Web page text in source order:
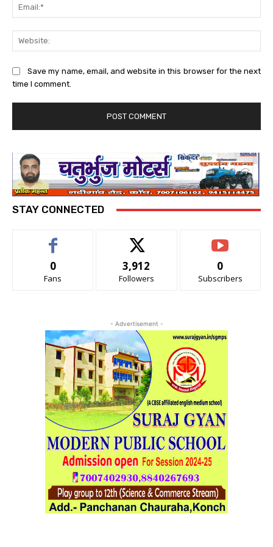
Save my name, email, and website in this browser for the next
time I comment.
STAY CONNECTED
0
Fans
3,912
Followers
0
Subscribers
- Advertisement -